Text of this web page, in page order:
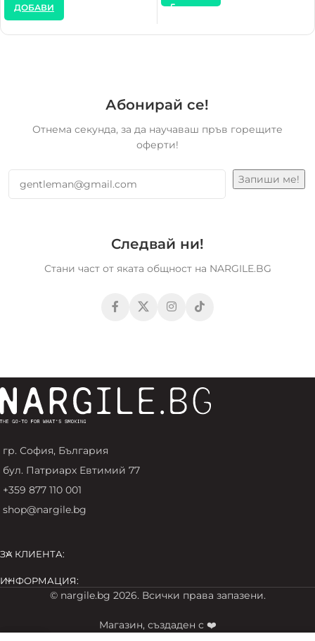
ДОБАВИ
Абонирай се!
Отнема секунда, за да научаваш пръв горещите
оферти!
Следвай ни!
Стани част от яката общност на NARGILE.BG
гр. София, България
бул. Патриарх Евтимий 77
+359 877 110 001
shop@nargile.bg
ЗА КЛИЕНТА:
ИНФОРМАЦИЯ:
© nargile.bg 2026. Всички права запазени.
Магазин, създаден с ❤️